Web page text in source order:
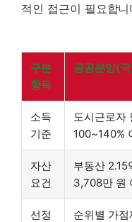
적인 접근이 필요합니
구분
항목
공공분양(
소득
기준
도시근로자
100~140%
자산
요건
부동산 2.15
3,708만 원
선정
순위별 가점